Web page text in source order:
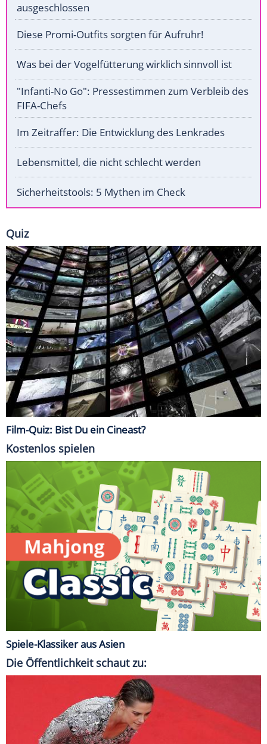
ausgeschlossen
Diese Promi-Outfits sorgten für Aufruhr!
Was bei der Vogelfütterung wirklich sinnvoll ist
"Infanti-No Go": Pressestimmen zum Verbleib des
FIFA-Chefs
Im Zeitraffer: Die Entwicklung des Lenkrades
Lebensmittel, die nicht schlecht werden
Sicherheitstools: 5 Mythen im Check
Quiz
Film-Quiz: Bist Du ein Cineast?
Kostenlos spielen
Spiele-Klassiker aus Asien
Die Öffentlichkeit schaut zu: